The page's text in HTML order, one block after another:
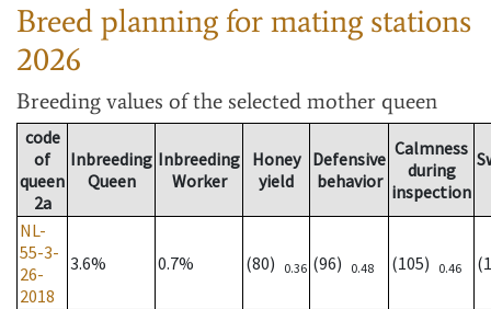
Breed planning for mating stations
2026
Breeding values of the selected mother queen
code
of
queen
2a
Inbreeding
Queen
Inbreeding
Worker
Honey
yield
Defensive
behavior
Calmness
during
inspection
NL-
55-3-
26-
2018
3.6% 0.7% (80) 0.36 (96) 0.48 (105) 0.46